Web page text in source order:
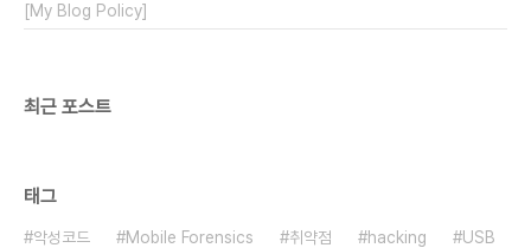
[My Blog Policy]
최근 포스트
태그
악성코드 Mobile Forensics 취약점 hacking
USB